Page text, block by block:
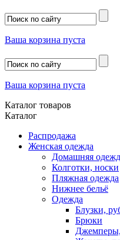
Ваша корзина пуста
Ваша корзина пуста
Каталог товаров
Каталог
Распродажа
Женская одежда
Домашняя
Колготки, носки
Пляжная одежда
Нижнее бельё
Одежда
Блузки,
Брюки